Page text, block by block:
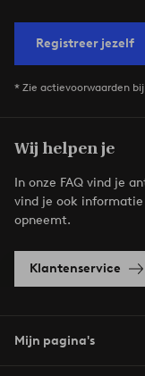
Registreer jezelf
* Zie actievoorwaarden
Wij helpen je
In onze FAQ vind je
vind je ook
opneemt.
Klantenservice
Mijn pagina's